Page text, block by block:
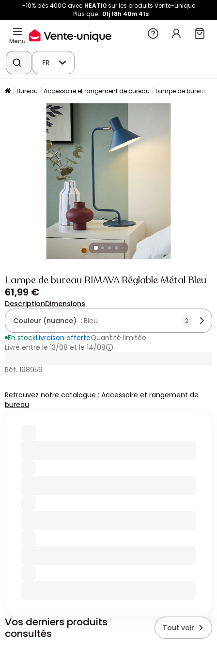
-10% dès 400€ avec HEAT10sur les produits Vente-unique
Plus que : 01j 18h 40m 41s
Menu
FR
Bureau Accessoire et rangement de bureau Lampe de bureau
Lampe de bureau RIMAVA Réglable Métal Bleu
61,99 €
DescriptionDimensions
Couleur (nuance) : Bleu 2
En stockLivraison offerteQuantité limitée
Livré entre le 13/08 et le 14/08
Réf. 198959
Retrouvez notre catalogue : Accessoire et rangement de
bureau
Vos derniers produits
consultés
Tout voir